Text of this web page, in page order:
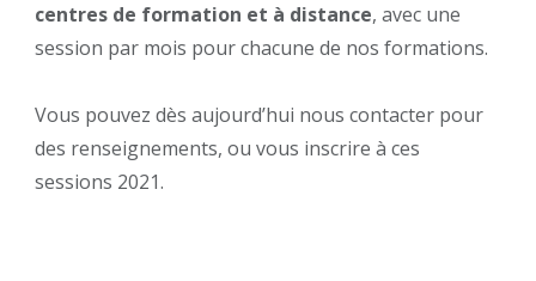
centres de formation et à distance, avec une
session par mois pour chacune de nos formations.
Vous pouvez dès aujourd’hui nous contacter pour
des renseignements, ou vous inscrire à ces
sessions 2021.